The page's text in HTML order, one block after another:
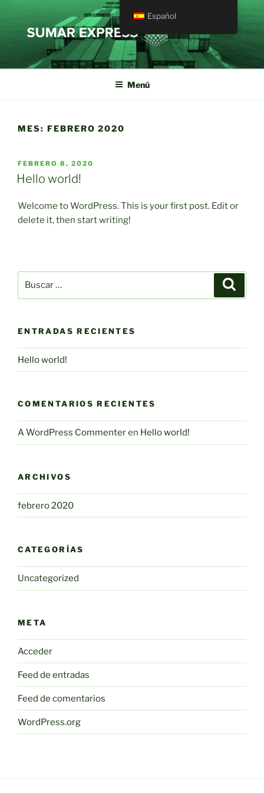
contenido
Menú
MES: FEBRERO 2020
PUBLICADO
EL
FEBRERO 8, 2020
Hello world!
Welcome to WordPress. This is your first post. Edit or
delete it, then start writing!
por:
ENTRADAS RECIENTES
Hello world!
COMENTARIOS RECIENTES
A WordPress Commenteren Hello world!
ARCHIVOS
febrero 2020
CATEGORÍAS
Uncategorized
META
Acceder
Feed de entradas
Feed de comentarios
WordPress.org
Español